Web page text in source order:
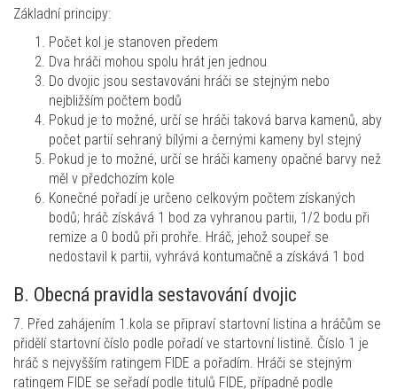
Základní principy:
Počet kol je stanoven předem
Dva hráči mohou spolu hrát jen jednou
Do dvojic jsou sestavováni hráči se stejným nebo
nejbližším počtem bodů
Pokud je to možné, určí se hráči taková barva kamenů, aby
počet partií sehraný bílými a černými kameny byl stejný
Pokud je to možné, určí se hráči kameny opačné barvy než
měl v předchozím kole
Konečné pořadí je určeno celkovým počtem získaných
bodů; hráč získává 1 bod za vyhranou partii, 1/2 bodu při
remize a 0 bodů při prohře. Hráč, jehož soupeř se
nedostavil k partii, vyhrává kontumačně a získává 1 bod
B. Obecná pravidla sestavování dvojic
7. Před zahájením 1.kola se připraví startovní listina a hráčům se
přidělí startovní číslo podle pořadí ve startovní listině. Číslo 1 je
hráč s nejvyšším ratingem FIDE a pořadím. Hráči se stejným
ratingem FIDE se seřadí podle titulů FIDE, případně podle